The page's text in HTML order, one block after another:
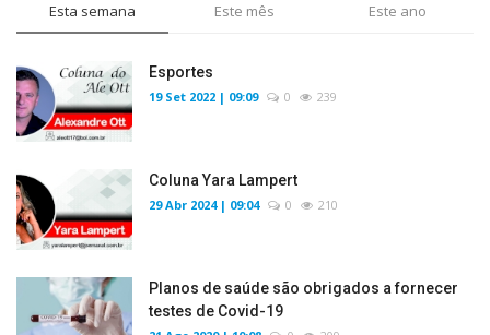
Esta semana Este mês Este ano
Esportes
19 Set 2022 | 09:09 0 239
Coluna Yara Lampert
29 Abr 2024 | 09:04 0 210
Planos de saúde são obrigados a fornecer
testes de Covid-19